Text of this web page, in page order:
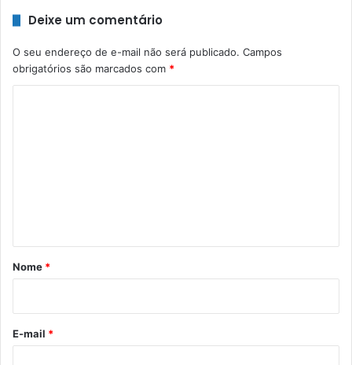
Deixe um comentário
O seu endereço de e-mail não será publicado. Campos
obrigatórios são marcados com *
r
*
Nome *
E-mail *